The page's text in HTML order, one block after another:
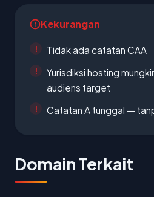
Kekurangan
Tidak ada catatan CAA
Yurisdiksi hosting
audiens target
Catatan A tunggal —
Domain Terkait